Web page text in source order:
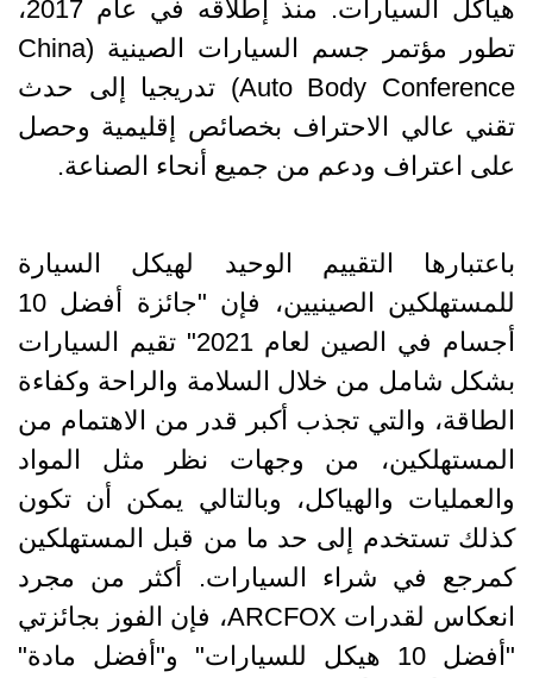
هياكل السيارات. منذ إطلاقه في عام 2017،
تطور مؤتمر جسم السيارات الصينية (China
Auto Body Conference) تدريجيا إلى حدث
تقني عالي الاحتراف بخصائص إقليمية وحصل
على اعتراف ودعم من جميع أنحاء الصناعة.
باعتبارها التقييم الوحيد لهيكل السيارة
للمستهلكين الصينيين، فإن "جائزة أفضل 10
أجسام في الصين لعام 2021" تقيم السيارات
بشكل شامل من خلال السلامة والراحة وكفاءة
الطاقة، والتي تجذب أكبر قدر من الاهتمام من
المستهلكين، من وجهات نظر مثل المواد
والعمليات والهياكل، وبالتالي يمكن أن تكون
كذلك تستخدم إلى حد ما من قبل المستهلكين
كمرجع في شراء السيارات. أكثر من مجرد
انعكاس لقدرات ARCFOX، فإن الفوز بجائزتي
"أفضل 10 هيكل للسيارات" و"أفضل مادة"